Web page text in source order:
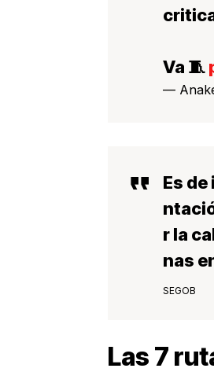
Va 🧵
—
Es
r la
nas
SEGOB
Las 7